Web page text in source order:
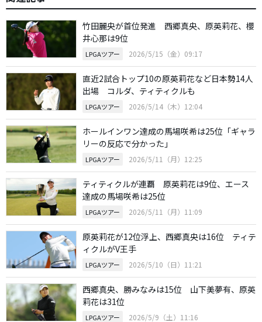
竹田麗央が首位発進 西郷真央、原英莉花、櫻
井心那は9位
LPGAツアー 2026/5/15（金）09:17
直近2試合トップ10の原英莉花など日本勢14人
出場 コルダ、ティティクルも
LPGAツアー 2026/5/14（木）12:04
ホールインワン達成の馬場咲希は25位「ギャラ
リーの反応で分かった」
LPGAツアー 2026/5/11（月）12:25
ティティクルが連覇 原英莉花は9位、エース
達成の馬場咲希は25位
LPGAツアー 2026/5/11（月）11:09
原英莉花が12位浮上、西郷真央は16位 ティテ
ィクルがV王手
LPGAツアー 2026/5/10（日）11:21
西郷真央、勝みなみは15位 山下美夢有、原英
莉花は31位
LPGAツアー 2026/5/9（土）11:16